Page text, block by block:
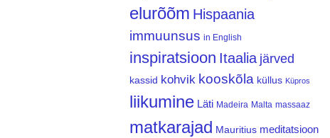
elurõõm Hispaania
immuunsus in English
inspiratsioon Itaalia järved
kassid kohvik kooskõla küllus Küpros
liikumine Läti Madeira Malta massaaz
matkarajad Mauritius meditatsioon